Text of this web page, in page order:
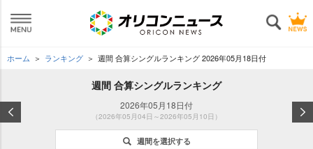
ホーム ランキング 週間 合算シングルランキング 2026年05月18日付
週間 合算シングルランキング
2026年05月18日付
（2026年05月04日～2026年05月10日）
週間を選択する